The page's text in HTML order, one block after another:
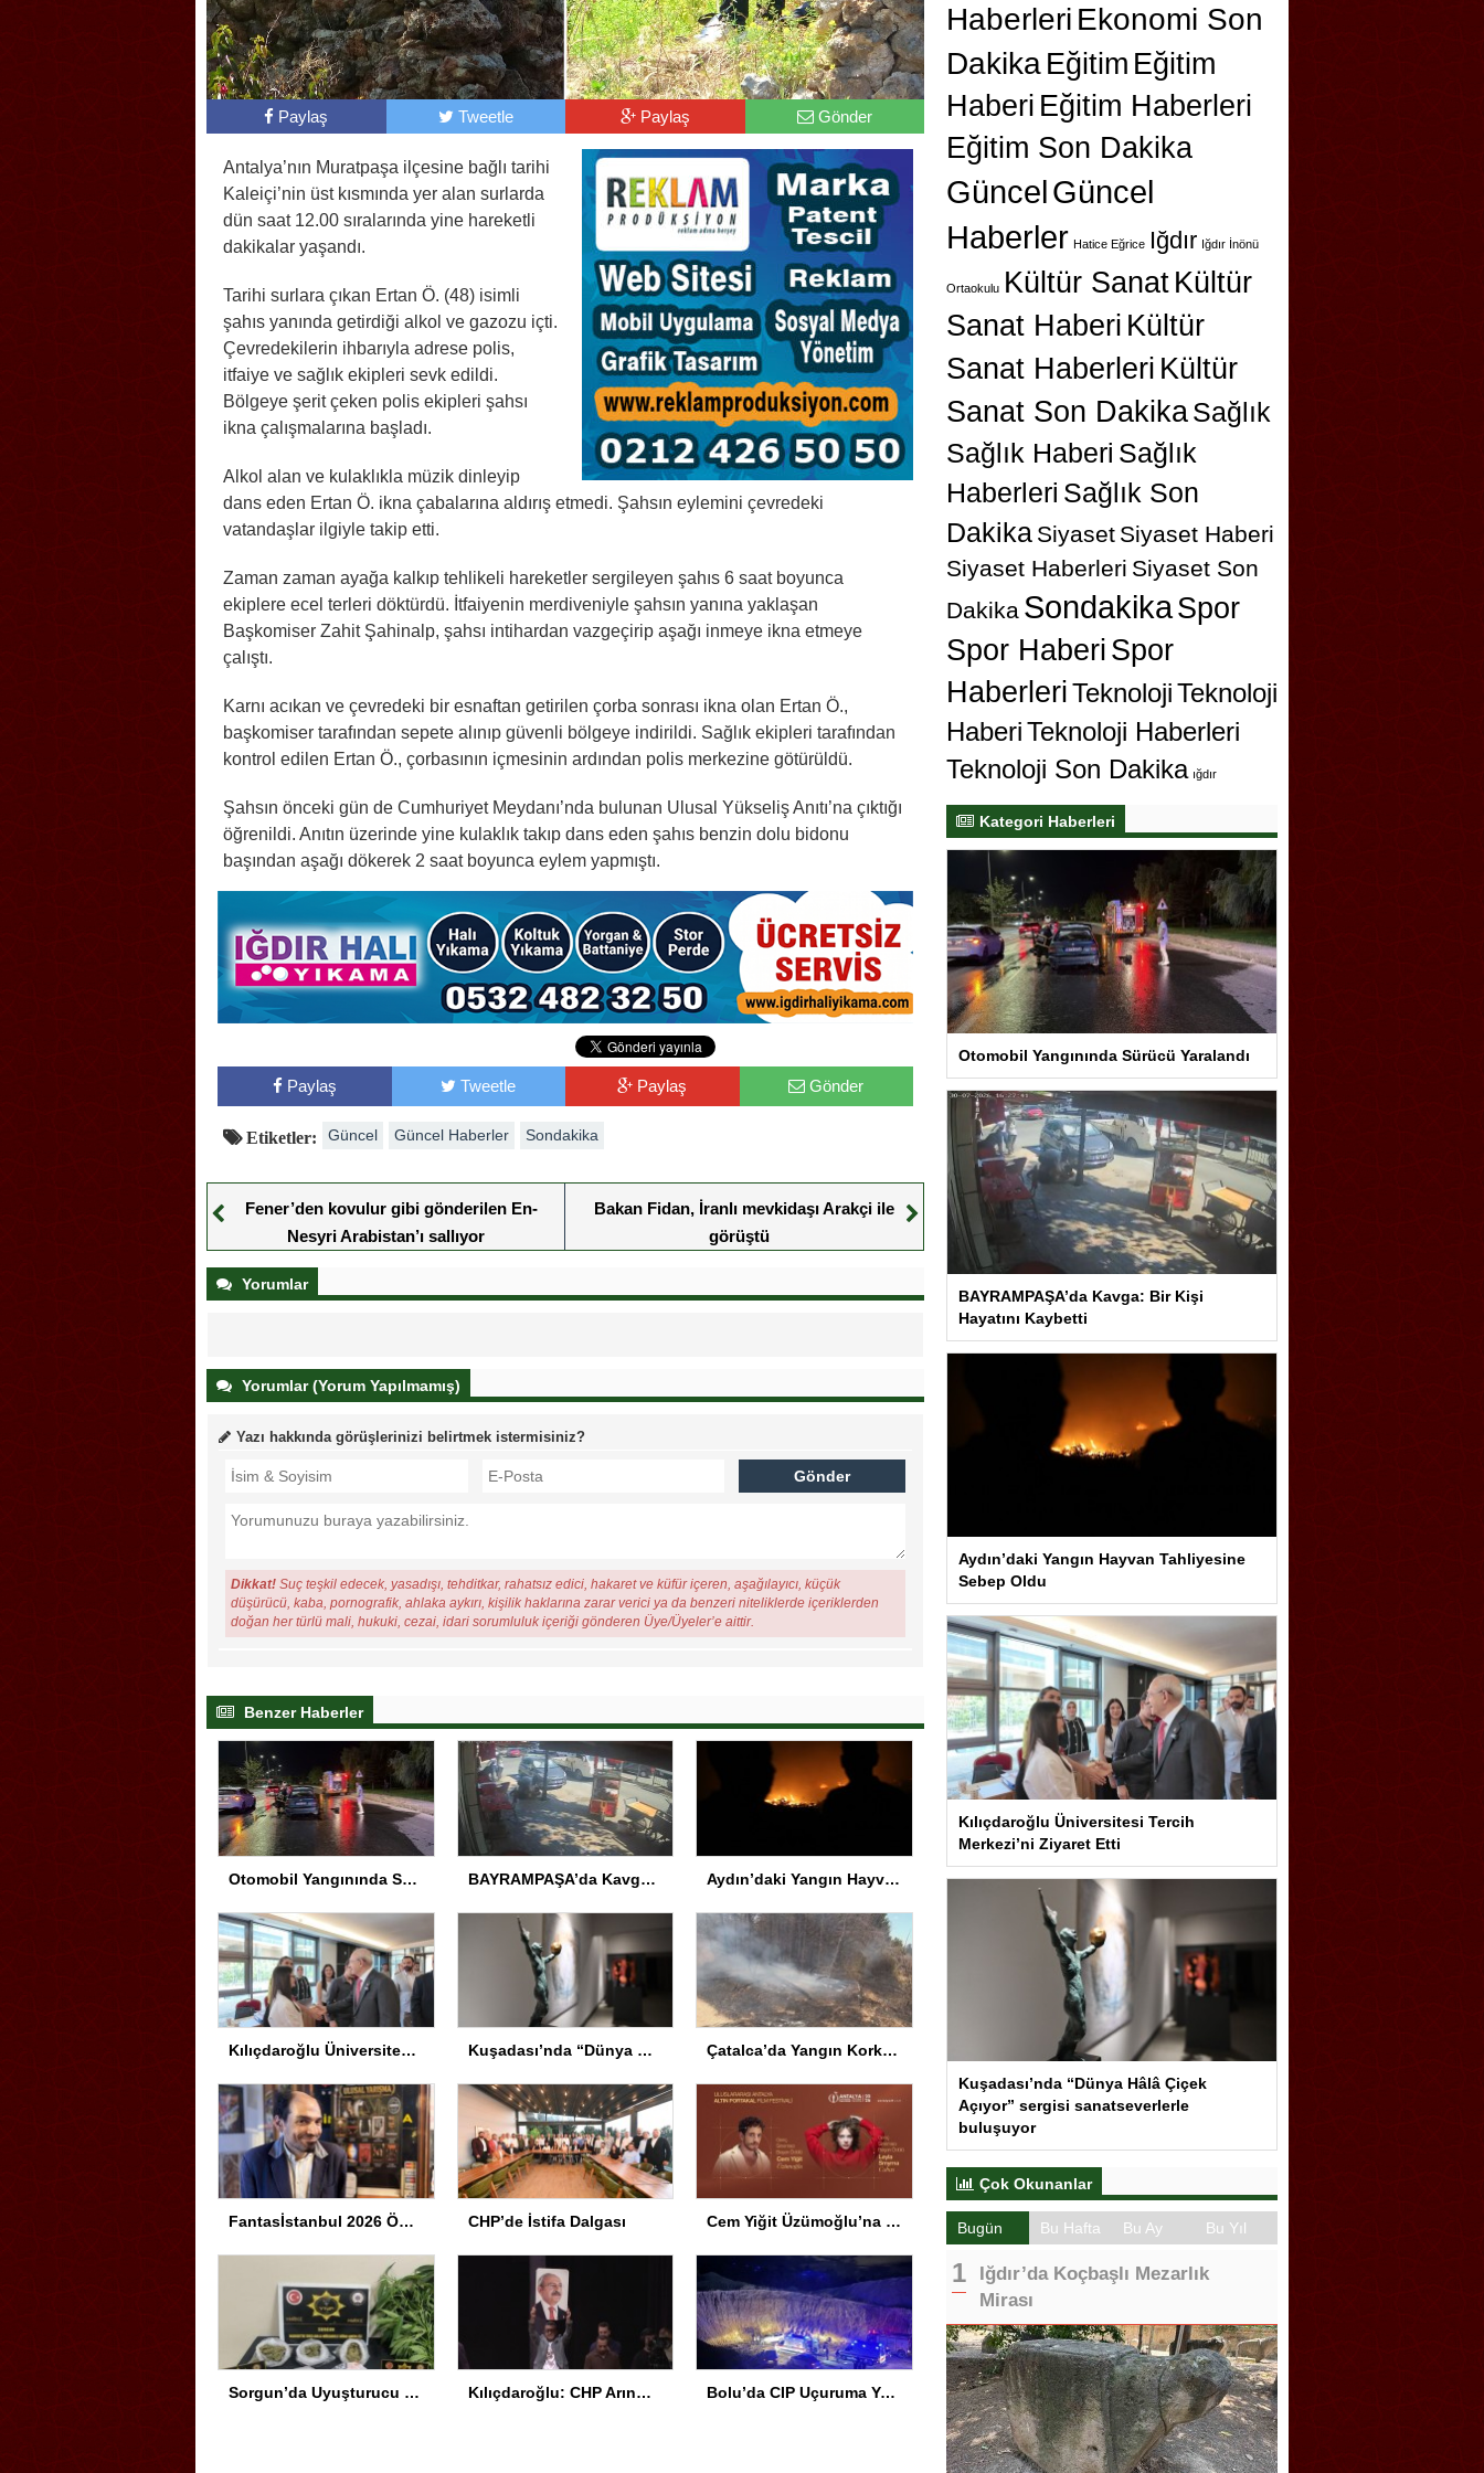
Paylaş Tweetle Paylaş Gönder
Antalya’nın Muratpaşa ilçesine bağlı tarihi
Kaleiçi’nin üst kısmında yer alan surlarda
dün saat 12.00 sıralarında yine hareketli
dakikalar yaşandı.
Tarihi surlara çıkan Ertan Ö. (48) isimli
şahıs yanında getirdiği alkol ve gazozu içti.
Çevredekilerin ihbarıyla adrese polis,
itfaiye ve sağlık ekipleri sevk edildi.
Bölgeye şerit çeken polis ekipleri şahsı
ikna çalışmalarına başladı.
Alkol alan ve kulaklıkla müzik dinleyip
dans eden Ertan Ö. ikna çabalarına aldırış etmedi. Şahsın eylemini çevredeki
vatandaşlar ilgiyle takip etti.
Zaman zaman ayağa kalkıp tehlikeli hareketler sergileyen şahıs 6 saat boyunca
ekiplere ecel terleri döktürdü. İtfaiyenin merdiveniyle şahsın yanına yaklaşan
Başkomiser Zahit Şahinalp, şahsı intihardan vazgeçirip aşağı inmeye ikna etmeye
çalıştı.
Karnı acıkan ve çevredeki bir esnaftan getirilen çorba sonrası ikna olan Ertan Ö.,
başkomiser tarafından sepete alınıp güvenli bölgeye indirildi. Sağlık ekipleri tarafından
kontrol edilen Ertan Ö., çorbasının içmesinin ardından polis merkezine götürüldü.
Şahsın önceki gün de Cumhuriyet Meydanı’nda bulunan Ulusal Yükseliş Anıtı’na çıktığı
öğrenildi. Anıtın üzerinde yine kulaklık takıp dans eden şahıs benzin dolu bidonu
başından aşağı dökerek 2 saat boyunca eylem yapmıştı.
Paylaş Tweetle Paylaş Gönder
Etiketler: Güncel Güncel Haberler Sondakika
Fener’den kovulur gibi gönderilen En-
Nesyri Arabistan’ı sallıyor
Bakan Fidan, İranlı mevkidaşı Arakçi ile
görüştü
Yorumlar
Yorumlar (Yorum Yapılmamış)
Yazı hakkında görüşlerinizi belirtmek istermisiniz?
Dikkat! Suç teşkil edecek, yasadışı, tehditkar, rahatsız edici, hakaret ve küfür içeren, aşağılayıcı, küçük
düşürücü, kaba, pornografik, ahlaka aykırı, kişilik haklarına zarar verici ya da benzeri niteliklerde içeriklerden
doğan her türlü mali, hukuki, cezai, idari sorumluluk içeriği gönderen Üye/Üyeler’e aittir.
Benzer Haberler
Otomobil Yangınında Sürücü Yaralandı BAYRAMPAŞA’da Kavga: Bir Kişi Hayatını Kaybetti Aydın’daki Yangın Hayvan Tahliyesine Sebep Oldu
Kılıçdaroğlu Üniversitesi Tercih Merkezi’ni Ziyaret Etti Kuşadası’nda “Dünya Hâlâ Çiçek Açıyor” sergisi sanatseverlerle buluşuyor Çatalca’da Yangın Korkuttu
Fantasİstanbul 2026 Ödül Töreni Yapıldı CHP’de İstifa Dalgası Cem Yiğit Üzümoğlu’na Genç Başarı Ödülü
Sorgun’da Uyuşturucu Operasyonu Kılıçdaroğlu: CHP Arınmak Zorunda Bolu’da CIP Uçuruma Yuvarlandı: 2 Ölü, 1 Yaralı
Haberleri Ekonomi Son
Dakika Eğitim Eğitim
Haberi Eğitim Haberleri
Eğitim Son Dakika
GüncelGüncel
Haberler Hatice Eğrice Iğdır Iğdır İnönü
Ortaokulu Kültür SanatKültür
Sanat Haberi Kültür
Sanat Haberleri Kültür
Sanat Son DakikaSağlık
Sağlık Haberi Sağlık
Haberleri Sağlık Son
Dakika Siyaset Siyaset Haberi
Siyaset Haberleri Siyaset Son
Dakika SondakikaSpor
Spor Haberi Spor
HaberleriTeknolojiTeknoloji
HaberiTeknoloji Haberleri
Teknoloji Son Dakika ığdır
Kategori Haberleri
Otomobil Yangınında Sürücü Yaralandı
BAYRAMPAŞA’da Kavga: Bir Kişi
Hayatını Kaybetti
Aydın’daki Yangın Hayvan Tahliyesine
Sebep Oldu
Kılıçdaroğlu Üniversitesi Tercih
Merkezi’ni Ziyaret Etti
Kuşadası’nda “Dünya Hâlâ Çiçek
Açıyor” sergisi sanatseverlerle
buluşuyor
Çok Okunanlar
Bugün Bu Hafta Bu Ay Bu Yıl
Iğdır’da Koçbaşlı Mezarlık
Mirası